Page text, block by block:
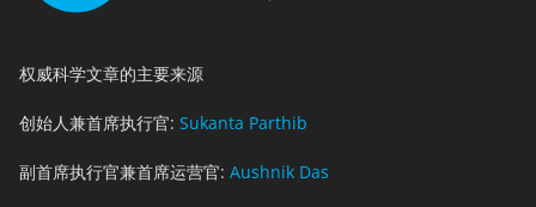
权威科学文章的主要来源
创始人兼首席执行官: Sukanta Parthib
副首席执行官兼首席运营官: Aushnik Das